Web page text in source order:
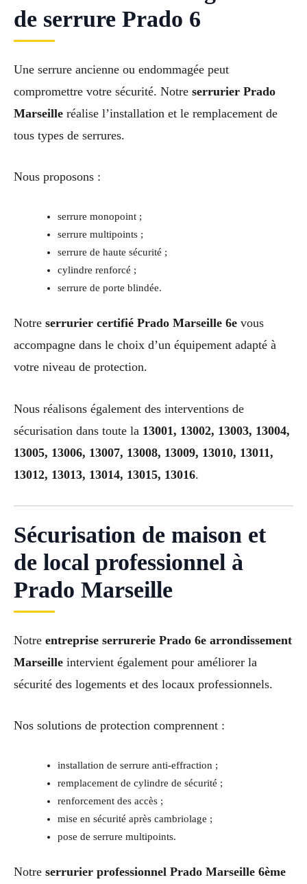
de serrure Prado 6
Une serrure ancienne ou endommagée peut
compromettre votre sécurité. Notre serrurier Prado
Marseille réalise l’installation et le remplacement de
tous types de serrures.
Nous proposons :
serrure monopoint ;
serrure multipoints ;
serrure de haute sécurité ;
cylindre renforcé ;
serrure de porte blindée.
Notre serrurier certifié Prado Marseille 6e vous
accompagne dans le choix d’un équipement adapté à
votre niveau de protection.
Nous réalisons également des interventions de
sécurisation dans toute la 13001, 13002, 13003, 13004,
13005, 13006, 13007, 13008, 13009, 13010, 13011,
13012, 13013, 13014, 13015, 13016.
Sécurisation de maison et
de local professionnel à
Prado Marseille
Notre entreprise serrurerie Prado 6e arrondissement
Marseille intervient également pour améliorer la
sécurité des logements et des locaux professionnels.
Nos solutions de protection comprennent :
installation de serrure anti-effraction ;
remplacement de cylindre de sécurité ;
renforcement des accès ;
mise en sécurité après cambriolage ;
pose de serrure multipoints.
Notre serrurier professionnel Prado Marseille 6ème